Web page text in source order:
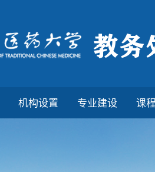
机构设置 专业建设 课